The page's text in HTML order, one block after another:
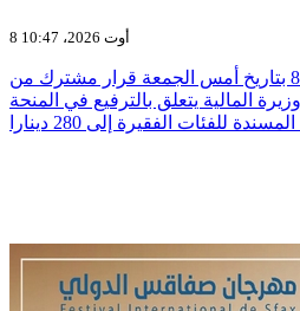
8 أوت 2026، 10:47
صدر بالرائد الرسمي عدد 80 بتاريخ أمس الجمعة قرار مشترك من
المالية يتعلق بالترفيع في المنحة